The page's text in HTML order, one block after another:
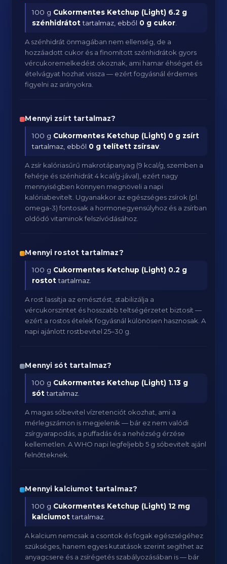
100 g Cukormentes Ketchup (Light) 6.2 g
szénhidrátottartalmaz, ebből 0 g cukor
A szénhidrát önmagában nem ellenség, de a
hozzáadott cukor és a finomított szénhidrátok gyors
vércukoremelkedést okoznak, ami hamar éhséget és
ételvágyat hozhat vissza — ezért fogyásnál érdemes
figyelni az arányokra.
Mennyi zsírt tartalmaz?
100 g Cukormentes Ketchup (Light) 0 g zsírt
tartalmaz, ebből 0 g telített zsírsav
A zsír kalóriasűrű makrotápanyag (9 kcal/g, szemben a
fehérje és szénhidrát 4 kcal/g-jával), ezért nagy
mennyiségben könnyen megnöveli a napi
kalóriabevitelt. Ugyanakkor az egészséges zsírok (pl.
omega-3) fontosak a hormonegyensúlyhoz és a zsírban
oldódó vitaminok felszívódásához.
Mennyi rostot tartalmaz?
100 g Cukormentes Ketchup (Light) 0.2 g
rostottartalmaz.
A rost lassítja az emésztést, stabilizálja a
vércukorszintet és hosszabb teltségérzetet biztosít —
ezért a rostos ételek fogyásnál különösen hasznosak. A
napi ajánlott rostbevitel 25–30 g.
Mennyi sót tartalmaz?
100 g Cukormentes Ketchup (Light) 1.13 g
sóttartalmaz.
A magas sóbevitel vízretenciót okozhat, ami a
mérlegszámon is megjelenik — bár ez nem valódi
zsírgyarapodás, a puffadás és a nehézség érzése
kellemetlen. A WHO napi legfeljebb 5 g sóbevitelt ajánl
felnőtteknek.
Mennyi kalciumot tartalmaz?
100 g Cukormentes Ketchup (Light) 12 mg
kalciumottartalmaz.
A kalcium nemcsak a csontok és fogak egészségéhez
szükséges, hanem egyes kutatások szerint segíthet az
anyagcsere és a zsírégetés szabályozásában is — bár